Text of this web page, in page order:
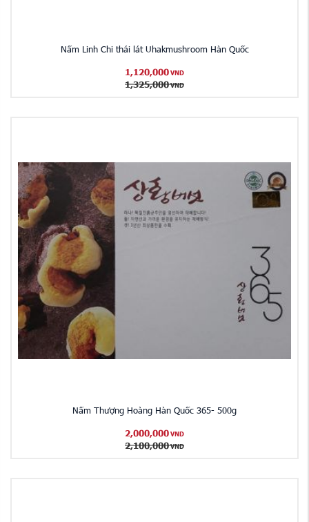
Nấm Linh Chi thái lát Uhakmushroom Hàn Quốc
1,120,000 VND
1,325,000 VND
Nấm Thượng Hoàng Hàn Quốc 365- 500g
2,000,000 VND
2,100,000 VND